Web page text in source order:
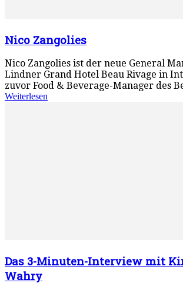
Nico Zangolies
Nico Zangolies ist der neue General
Lindner Grand Hotel Beau Rivage in
zuvor Food & Beverage-Manager des
Weiterlesen
Das 3-Minuten-Interview mit
Wahry